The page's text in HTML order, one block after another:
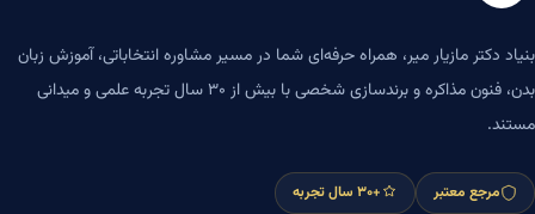
بنیاد دکتر مازیار میر، همراه حرفه‌ای شما در مسیر مشاوره انتخاباتی، آموزش زبان
بدن، فنون مذاکره و برندسازی شخصی با بیش از ۳۰ سال تجربه علمی و میدانی
مستند.
مرجع معتبر +۳۰ سال تجربه